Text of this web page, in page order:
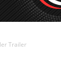
Trailer